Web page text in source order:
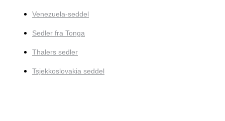
Venezuela-seddel
Sedler fra Tonga
Thalers sedler
Tsjekkoslovakia seddel